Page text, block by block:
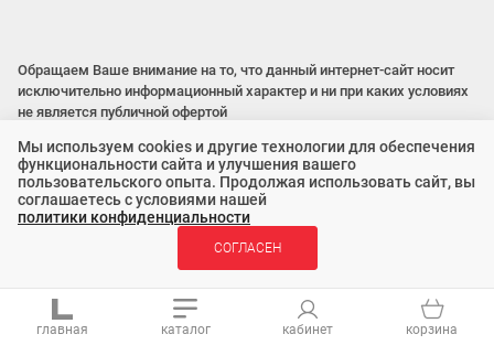
Обращаем Ваше внимание на то, что данный интернет-сайт носит
исключительно информационный характер и ни при каких условиях
не является публичной офертой
2015 – 2026 © ООО «Локос»
главная каталог кабинет корзина
Мы используем cookies и другие технологии для обеспечения
функциональности сайта и улучшения вашего
пользовательского опыта. Продолжая использовать сайт, вы
соглашаетесь с условиями нашей
политики конфиденциальности
СОГЛАСЕН